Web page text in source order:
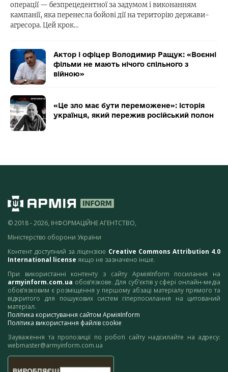
операції — безпрецедентної за задумом і виконанням
кампанії, яка перенесла бойові дії на територію держави-
агресора. Цей крок…
Актор і офіцер Володимир Ращук: «Воєнні
фільми не мають нічого спільного з
війною»
«Це зло має бути переможене»: історія
українця, який пережив російський полон
© 2018 - 2026, ІНФОРМАЦІЙНЕ АГЕНТСТВО,
Міністерство оборони України
Контент доступний за ліцензією Creative Commons Attribution 4.0
International license якщо не зазначено інше.
При використанні контенту з сайту АрміяInform посилання на
armyinform.com.ua обов’язкове. Для суб’єктів у сфері онлайн-медіа
обов’язковим є розміщення у першому абзаці матеріалу прямого та
відкритого для пошукових систем гіперпосилання на цитований
матеріал.
Політика користування сайтом АрміяInform
Політика використання файлів cookie
Зауваження та пропозиції по роботі сайту надсилайте на адресу:
webmaster@armyinform.com.ua